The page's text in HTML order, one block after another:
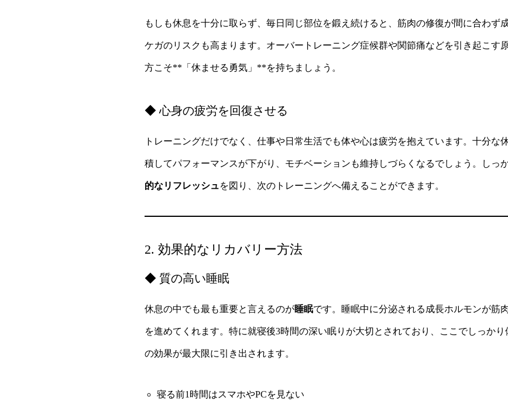
もしも休息を十分に取らず、毎日同じ部位を鍛え続けると、筋肉の修復が間に合わず
ケガのリスクも高まります。オーバートレーニング症候群や関節痛などを引き起こす
方こそ**「休ませる勇気」**を持ちましょう。
◆ 心身の疲労を回復させる
トレーニングだけでなく、仕事や日常生活でも体や心は疲労を抱えています。十分な
積してパフォーマンスが下がり、モチベーションも維持しづらくなるでしょう。しっ
的なリフレッシュを図り、次のトレーニングへ備えることができます。
2. 効果的なリカバリー方法
◆ 質の高い睡眠
休息の中でも最も重要と言えるのが睡眠です。睡眠中に分泌される成長ホルモンが筋
を進めてくれます。特に就寝後3時間の深い眠りが大切とされており、ここでしっか
の効果が最大限に引き出されます。
寝る前1時間はスマホやPCを見ない